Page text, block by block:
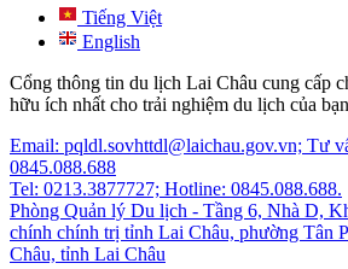
Tiếng Việt
English
Cổng thông tin du lịch Lai Châu cung cấp
hữu ích nhất cho trải nghiệm du lịch của
Email: pqldl.sovhttdl@laichau.gov.vn; Tư
0845.088.688
Tel: 0213.3877727; Hotline: 0845.088.688.
Phòng Quản lý Du lịch - Tầng 6, Nhà D,
chính chính trị tỉnh Lai Châu, phường Tân
Châu, tỉnh Lai Châu